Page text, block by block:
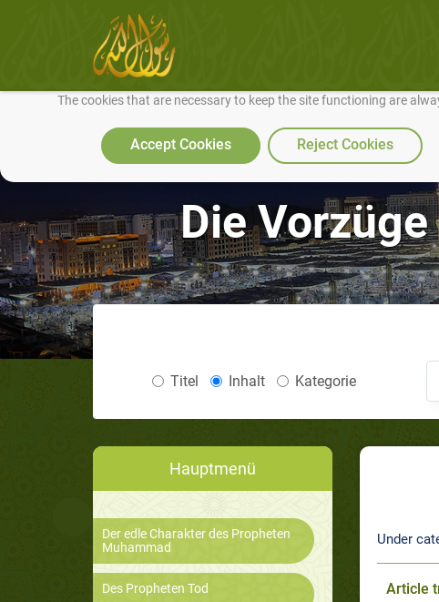
We use cookies to make our site work well for you and so we can
The cookies that are necessary to keep the site functioning are
Accept Cookies Reject Cookies
Die
Titel Inhalt Kategorie
Hauptmenü
Der edle Charakter des Propheten
Muhammad
Des Propheten Tod
Under
Article